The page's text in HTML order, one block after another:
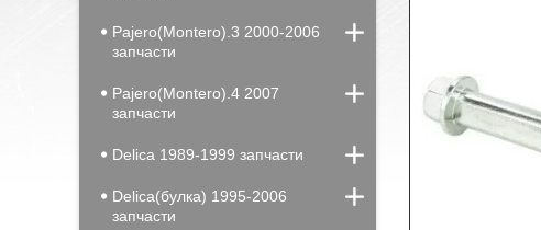
Pajero(Montero).3 2000-2006
запчасти
Pajero(Montero).4 2007
запчасти
Delica 1989-1999 запчасти
Delica(булка) 1995-2006
запчасти